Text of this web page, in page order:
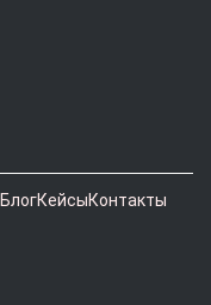
БлогКейсыКонтакты